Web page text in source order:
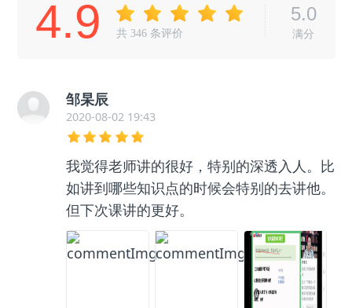
4.9 共346 条评价
5.0
满分
邹杲辰
2020-08-02 19:43
我觉得老师讲的很好，特别的深透入人。比
如讲到哪些知识点的时候会特别的去讲他。
但下次课讲的更好。